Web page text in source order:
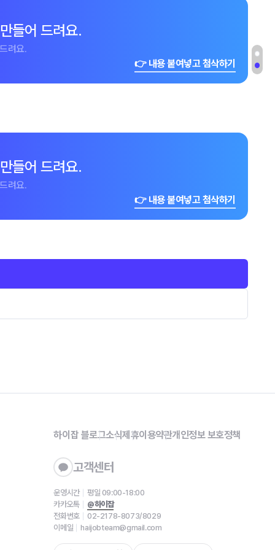
들어 드려요.
려요.
👉 내용 붙여넣고 첨삭하기
들어 드려요.
려요.
👉 내용 붙여넣고 첨삭하기
하이잡 블로그소식제휴이용약관개인정보 보호정책
고객센터
운영시간
평일 09:00-18:00
카카오톡
@하이잡
전화번호
02-2178-8073/8029
이메일
haijobteam@gmail.com